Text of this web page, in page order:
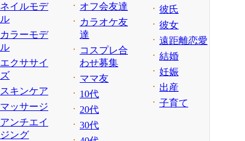
ネイルモデ
ル
カラーモデ
ル
エクササイ
ズ
スキンケア
マッサージ
アンチエイ
ジング
オフ会友達
カラオケ友
達
コスプレ合
わせ募集
ママ友
10代
20代
30代
彼氏
彼女
遠距離恋愛
結婚
妊娠
出産
子育て